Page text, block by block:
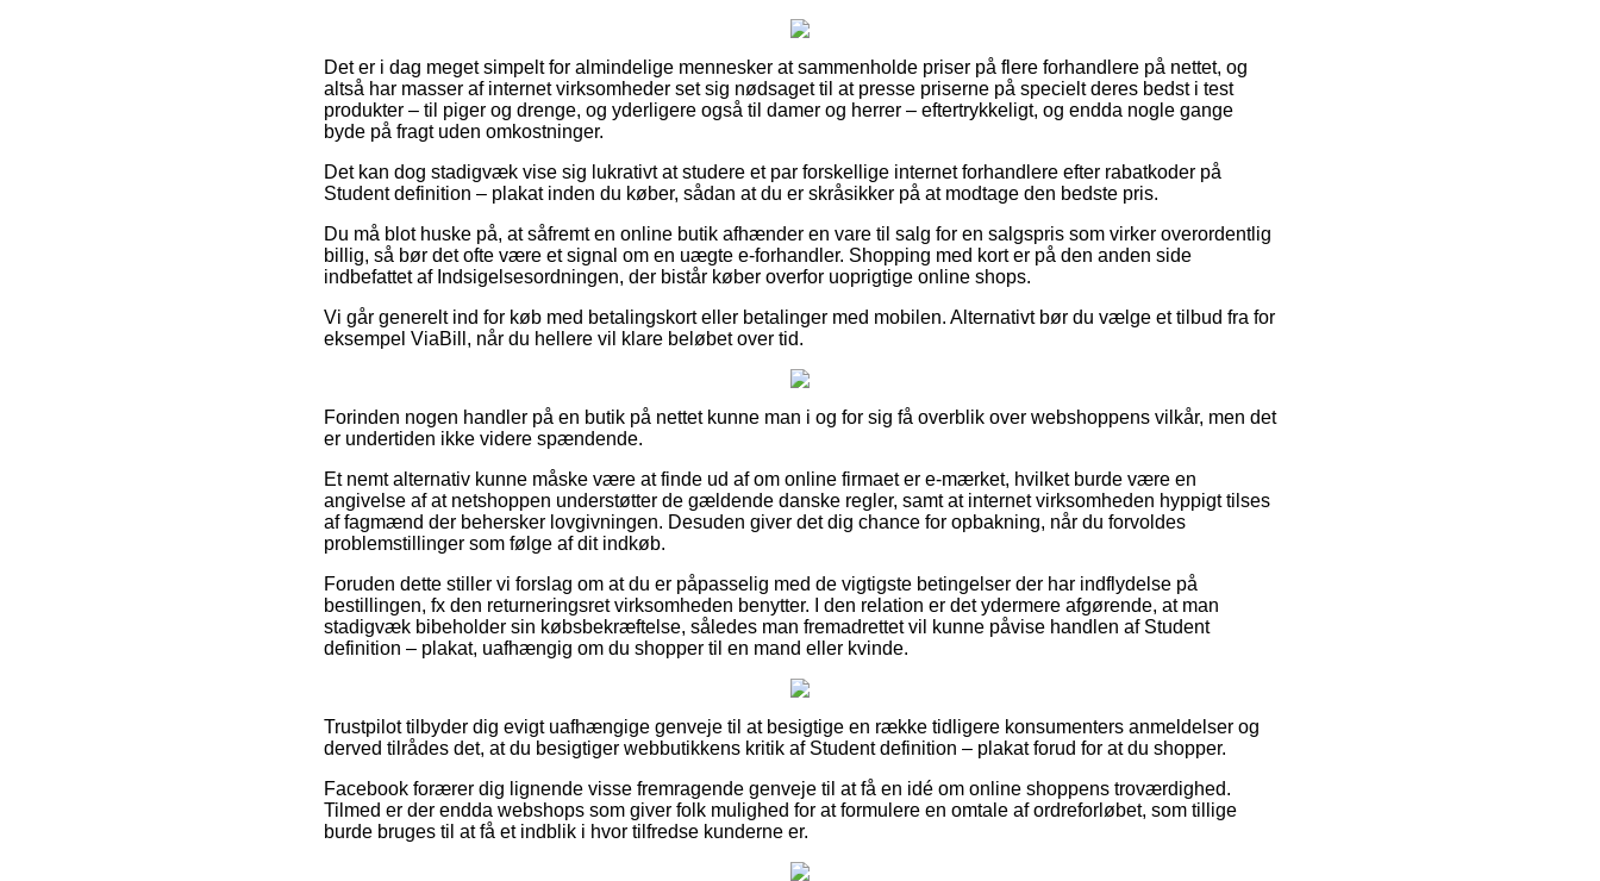
Det er i dag meget simpelt for almindelige mennesker at sammenholde priser på flere forhandlere på nettet, og
altså har masser af internet virksomheder set sig nødsaget til at presse priserne på specielt deres bedst i test
produkter – til piger og drenge, og yderligere også til damer og herrer – eftertrykkeligt, og endda nogle gange
byde på fragt uden omkostninger.
Det kan dog stadigvæk vise sig lukrativt at studere et par forskellige internet forhandlere efter rabatkoder på
Student definition – plakat inden du køber, sådan at du er skråsikker på at modtage den bedste pris.
Du må blot huske på, at såfremt en online butik afhænder en vare til salg for en salgspris som virker overordentlig
billig, så bør det ofte være et signal om en uægte e-forhandler. Shopping med kort er på den anden side
indbefattet af Indsigelsesordningen, der bistår køber overfor uoprigtige online shops.
Vi går generelt ind for køb med betalingskort eller betalinger med mobilen. Alternativt bør du vælge et tilbud fra for
eksempel ViaBill, når du hellere vil klare beløbet over tid.
Forinden nogen handler på en butik på nettet kunne man i og for sig få overblik over webshoppens vilkår, men det
er undertiden ikke videre spændende.
Et nemt alternativ kunne måske være at finde ud af om online firmaet er e-mærket, hvilket burde være en
angivelse af at netshoppen understøtter de gældende danske regler, samt at internet virksomheden hyppigt tilses
af fagmænd der behersker lovgivningen. Desuden giver det dig chance for opbakning, når du forvoldes
problemstillinger som følge af dit indkøb.
Foruden dette stiller vi forslag om at du er påpasselig med de vigtigste betingelser der har indflydelse på
bestillingen, fx den returneringsret virksomheden benytter. I den relation er det ydermere afgørende, at man
stadigvæk bibeholder sin købsbekræftelse, således man fremadrettet vil kunne påvise handlen af Student
definition – plakat, uafhængig om du shopper til en mand eller kvinde.
Trustpilot tilbyder dig evigt uafhængige genveje til at besigtige en række tidligere konsumenters anmeldelser og
derved tilrådes det, at du besigtiger webbutikkens kritik af Student definition – plakat forud for at du shopper.
Facebook forærer dig lignende visse fremragende genveje til at få en idé om online shoppens troværdighed.
Tilmed er der endda webshops som giver folk mulighed for at formulere en omtale af ordreforløbet, som tillige
burde bruges til at få et indblik i hvor tilfredse kunderne er.